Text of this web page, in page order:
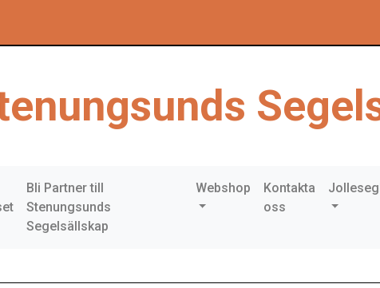
Bli Partner till
Stenungsunds
Segelsällskap
Webshop
Kontakta
oss